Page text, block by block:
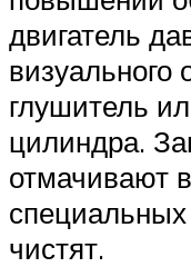
двигатель
визуального
глушитель
цилиндра.
отмачивают
чистят.